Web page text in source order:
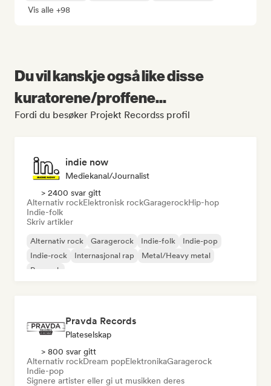
Vis alle +98
Du vil kanskje også like disse
kuratorene/proffene...
Fordi du besøker Projekt Recordss profil
indie now
Mediekanal/journalist
> 2400 svar gitt
Alternativ rockElektronisk rockGaragerockHip-hop
Indie-folk
Skriv artikler
Alternativ rock Garagerock Indie-folk
Indie-pop
Indie-rock
Internasjonal rap
Metal/Heavy metal
Poprock
Pravda Records
Plateselskap
> 800 svar gitt
Alternativ rockDream popElektronikaGaragerock
Indie-pop
Signere artister eller gi ut musikken deres